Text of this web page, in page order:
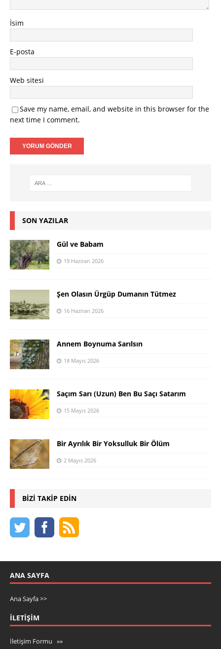
İsim
E-posta
Web sitesi
Save my name, email, and website in this browser for the
next time I comment.
SON YAZILAR
Gül ve Babam
19 Haziran 2026
Şen Olasın Ürgüp Dumanın Tütmez
16 Haziran 2026
Annem Boynuma Sarılsın
18 Mayıs 2026
Saçım Sarı (Uzun) Ben Bu Saçı Satarım
15 Mayıs 2026
Bir Ayrılık Bir Yoksulluk Bir Ölüm
2 Mayıs 2026
BIZI TAKIP EDIN
ANA SAYFA
Ana Sayfa >>
İLETIŞIM
İletişim Formu »»